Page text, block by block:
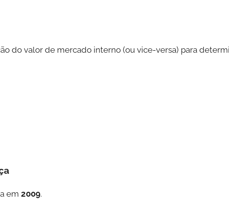
do valor de mercado interno (ou vice-versa) para
em 2009.